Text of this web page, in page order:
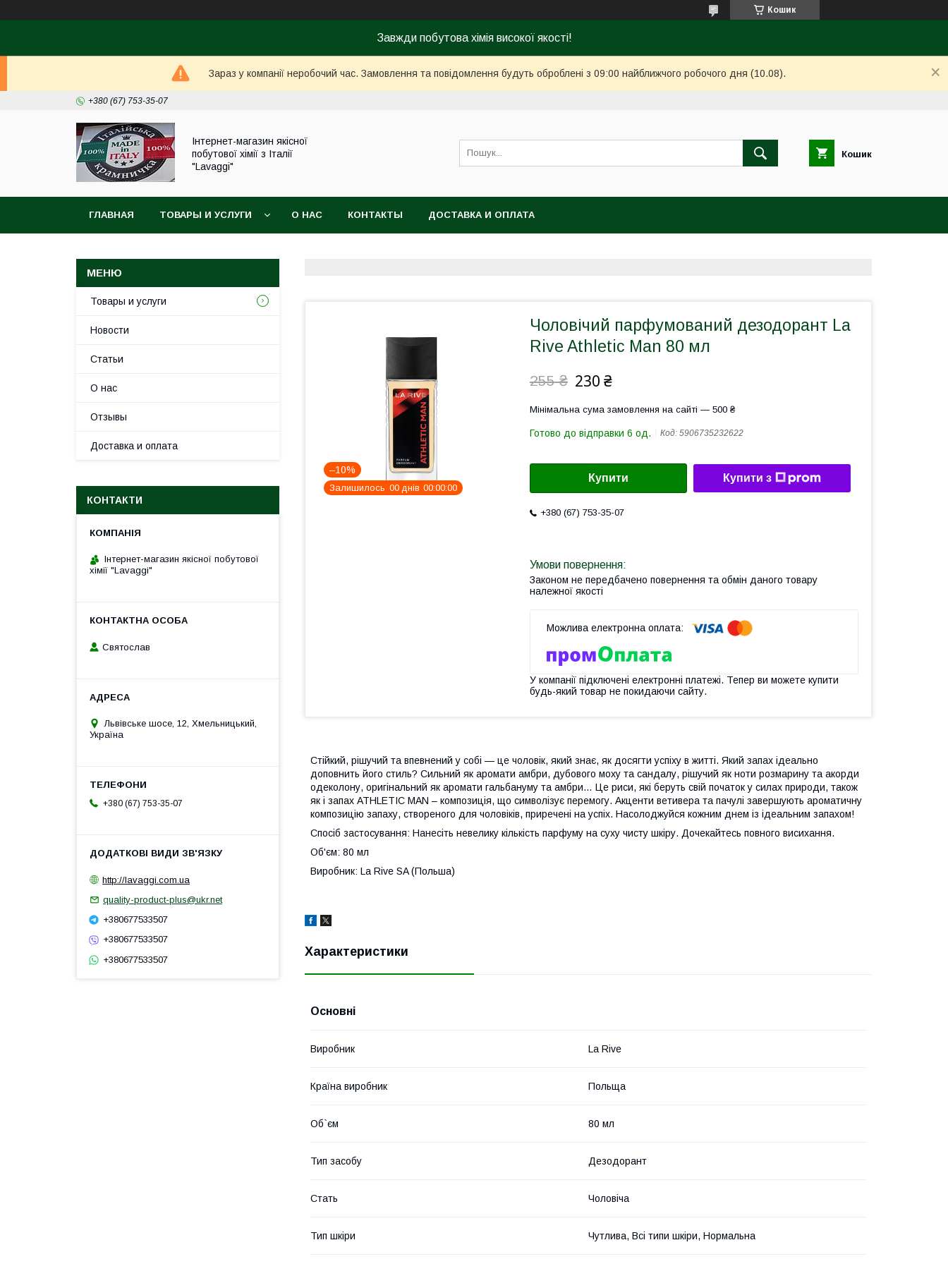
Кошик
Завжди побутова хімія високої якості!
Зараз у компанії неробочий час. Замовлення та повідомлення будуть оброблені з 09:00 найближчого робочого дня (10.08).
+380 (67) 753-35-07
Інтернет-магазин якісної
побутової хімії з Італії
"Lavaggi"
Кошик
ГЛАВНАЯ ТОВАРЫ И УСЛУГИ О НАС КОНТАКТЫ ДОСТАВКА И ОПЛАТА
–10%
Залишилось 00 днів 00 00 00
Чоловічий парфумований дезодорант La
Rive Athletic Man 80 мл
255 ₴ 230 ₴
Мінімальна сума замовлення на сайті — 500 ₴
Готово до відправки 6 од. Код: 5906735232622
Купити Купити з
+380 (67) 753-35-07
Законом не передбачено повернення та обмін даного товару
належної якості
У компанії підключені електронні платежі. Тепер ви можете купити
будь-який товар не покидаючи сайту.
Стійкий, рішучий та впевнений у собі — це чоловік, який знає, як досягти успіху в житті. Який запах ідеально
доповнить його стиль? Сильний як аромати амбри, дубового моху та сандалу, рішучий як ноти розмарину та акорди
одеколону, оригінальний як аромати гальбануму та амбри… Це риси, які беруть свій початок у силах природи, також
як і запах ATHLETIC MAN – композиція, що символізує перемогу. Акценти ветивера та пачулі завершують ароматичну
композицію запаху, створеного для чоловіків, приречені на успіх. Насолоджуйся кожним днем із ідеальним запахом!
Спосіб застосування: Нанесіть невелику кількість парфуму на суху чисту шкіру. Дочекайтесь повного висихання.
Об'єм: 80 мл
Виробник: La Rive SA (Польша)
Характеристики
Основні
Виробник La Rive
Країна виробник Польща
Об`єм 80 мл
Тип засобу Дезодорант
Стать Чоловіча
Тип шкіри Чутлива, Всі типи шкіри, Нормальна
Товары и услуги
Новости
Статьи
О нас
Отзывы
Доставка и оплата
КОНТАКТИ
Інтернет-магазин якісної побутової
хімії "Lavaggi"
Святослав
Львівське шосе, 12, Хмельницький,
Україна
+380 (67) 753-35-07
http://lavaggi.com.ua
quality-product-plus@ukr.net
+380677533507
+380677533507
+380677533507